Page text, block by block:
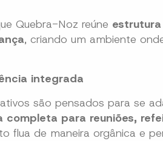
Quebra-Noz reúne
, criando um ambiente
integrada
são pensados para se
completa para reuniões,
flua de maneira orgânica e